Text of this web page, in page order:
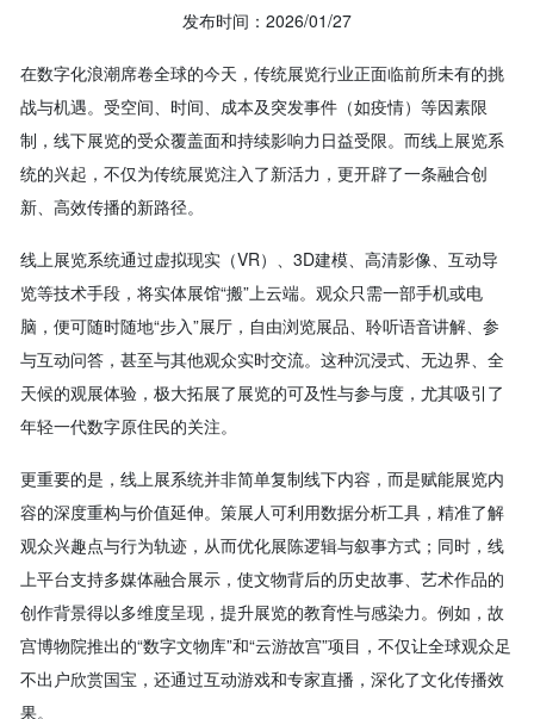
发布时间：2026/01/27
在数字化浪潮席卷全球的今天，传统展览行业正面临前所未有的挑
战与机遇。受空间、时间、成本及突发事件（如疫情）等因素限
制，线下展览的受众覆盖面和持续影响力日益受限。而线上展览系
统的兴起，不仅为传统展览注入了新活力，更开辟了一条融合创
新、高效传播的新路径。
线上展览系统通过虚拟现实（VR）、3D建模、高清影像、互动导
览等技术手段，将实体展馆“搬”上云端。观众只需一部手机或电
脑，便可随时随地“步入”展厅，自由浏览展品、聆听语音讲解、参
与互动问答，甚至与其他观众实时交流。这种沉浸式、无边界、全
天候的观展体验，极大拓展了展览的可及性与参与度，尤其吸引了
年轻一代数字原住民的关注。
更重要的是，线上展系统并非简单复制线下内容，而是赋能展览内
容的深度重构与价值延伸。策展人可利用数据分析工具，精准了解
观众兴趣点与行为轨迹，从而优化展陈逻辑与叙事方式；同时，线
上平台支持多媒体融合展示，使文物背后的历史故事、艺术作品的
创作背景得以多维度呈现，提升展览的教育性与感染力。例如，故
宫博物院推出的“数字文物库”和“云游故宫”项目，不仅让全球观众足
不出户欣赏国宝，还通过互动游戏和专家直播，深化了文化传播效
果。